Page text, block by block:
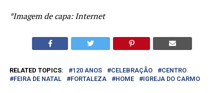
*Imagem de capa: Internet
RELATED TOPICS: 120 ANOS CELEBRAÇÃO
CENTRO
FEIRA DE NATAL
FORTALEZA HOME IGREJA DO CARMO